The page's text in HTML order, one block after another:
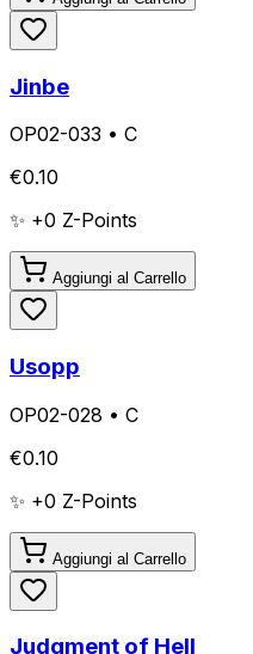
Jinbe
OP02-033 • C
€0.10
✨ +0 Z-Points
Aggiungi al Carrello
Usopp
OP02-028 • C
€0.10
✨ +0 Z-Points
Aggiungi al Carrello
Judgment of Hell